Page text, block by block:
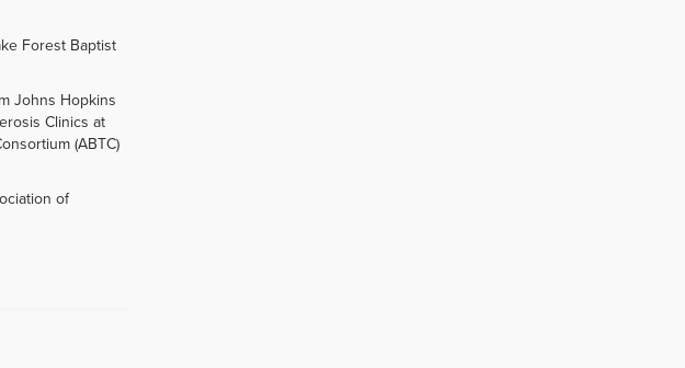
Forest Baptist
Johns Hopkins
Clinics at
(ABTC)
of